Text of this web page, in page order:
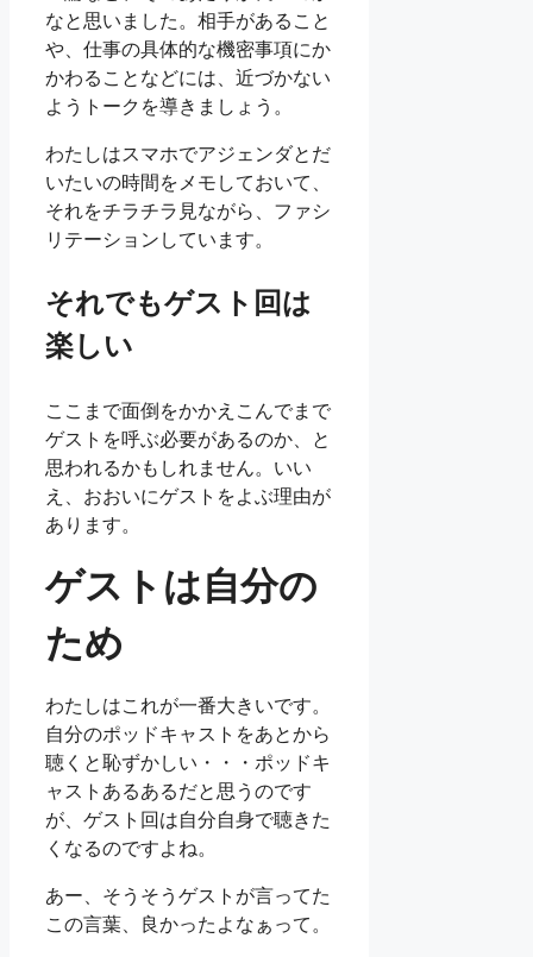
なと思いました。相手があること
や、仕事の具体的な機密事項にか
かわることなどには、近づかない
ようトークを導きましょう。
わたしはスマホでアジェンダとだ
いたいの時間をメモしておいて、
それをチラチラ見ながら、ファシ
リテーションしています。
それでもゲスト回は
楽しい
ここまで面倒をかかえこんでまで
ゲストを呼ぶ必要があるのか、と
思われるかもしれません。いい
え、おおいにゲストをよぶ理由が
あります。
ゲストは自分の
ため
わたしはこれが一番大きいです。
自分のポッドキャストをあとから
聴くと恥ずかしい・・・ポッドキ
ャストあるあるだと思うのです
が、ゲスト回は自分自身で聴きた
くなるのですよね。
あー、そうそうゲストが言ってた
この言葉、良かったよなぁって。